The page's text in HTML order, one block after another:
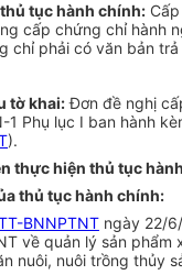
tục hành chính: C
cấp chứng chỉ hành
chỉ phải có văn bản trả
tờ khai:Đơn đề nghị
1 Phụ lục I ban hành
).
thực hiện thủ tục
thủ tục hành chính:
BNNPTNT ngày 22/
về quản lý sản phẩm
nuôi, nuôi trồng thủy